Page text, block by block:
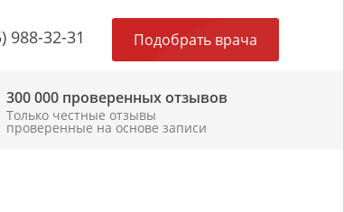
988-32-31 Подобрать врача
300 000 проверенных отзывов
Только честные отзывы
проверенные на основе записи